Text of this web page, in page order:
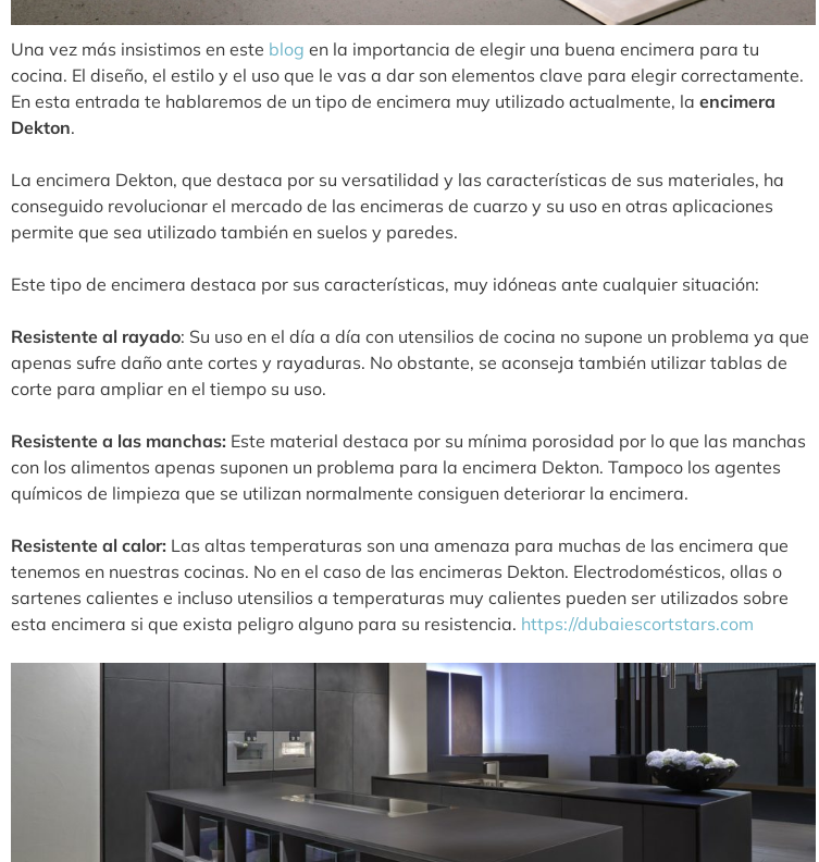
Una vez más insistimos en este blog en la importancia de elegir una buena encimera para tu
cocina. El diseño, el estilo y el uso que le vas a dar son elementos clave para elegir correctamente.
En esta entrada te hablaremos de un tipo de encimera muy utilizado actualmente, la encimera
Dekton.
La encimera Dekton, que destaca por su versatilidad y las características de sus materiales, ha
conseguido revolucionar el mercado de las encimeras de cuarzo y su uso en otras aplicaciones
permite que sea utilizado también en suelos y paredes.
Este tipo de encimera destaca por sus características, muy idóneas ante cualquier situación:
Resistente al rayado: Su uso en el día a día con utensilios de cocina no supone un problema ya que
apenas sufre daño ante cortes y rayaduras. No obstante, se aconseja también utilizar tablas de
corte para ampliar en el tiempo su uso.
Resistente a las manchas: Este material destaca por su mínima porosidad por lo que las manchas
con los alimentos apenas suponen un problema para la encimera Dekton. Tampoco los agentes
químicos de limpieza que se utilizan normalmente consiguen deteriorar la encimera.
Resistente al calor: Las altas temperaturas son una amenaza para muchas de las encimera que
tenemos en nuestras cocinas. No en el caso de las encimeras Dekton. Electrodomésticos, ollas o
sartenes calientes e incluso utensilios a temperaturas muy calientes pueden ser utilizados sobre
esta encimera si que exista peligro alguno para su resistencia. https://dubaiescortstars.com